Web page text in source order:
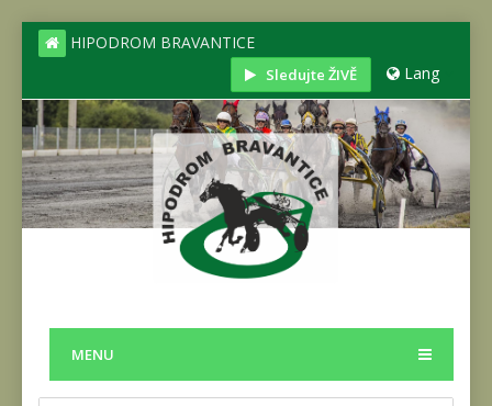
HIPODROM BRAVANTICE
Sledujte ŽIVĚ Lang
MENU